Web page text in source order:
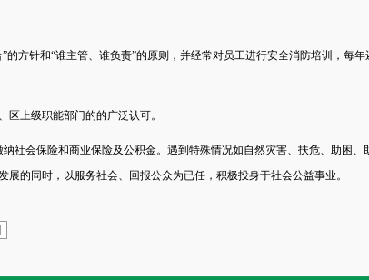
方针和“谁主管、谁负责”的原则，并经常对员工进行安全消防培训，每年
上级职能部门的的广泛认可。
社会保险和商业保险及公积金。遇到特殊情况如自然灾害、扶危、助困、
的同时，以服务社会、回报公众为已任，积极投身于社会公益事业。